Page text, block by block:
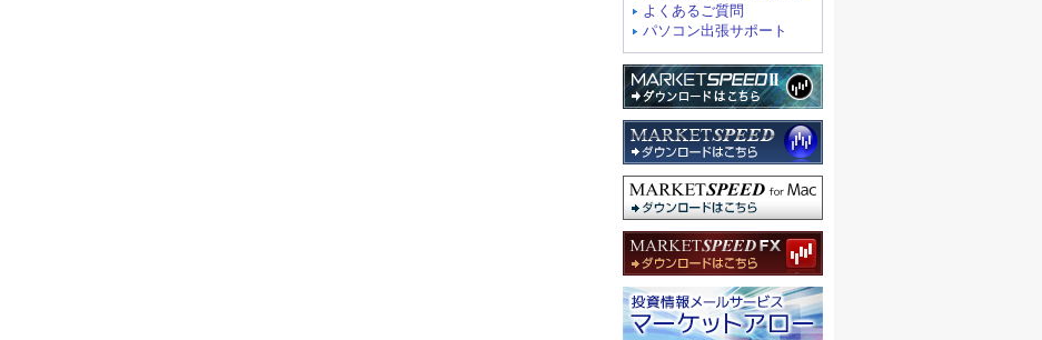
よくあるご質問
パソコン出張サポート